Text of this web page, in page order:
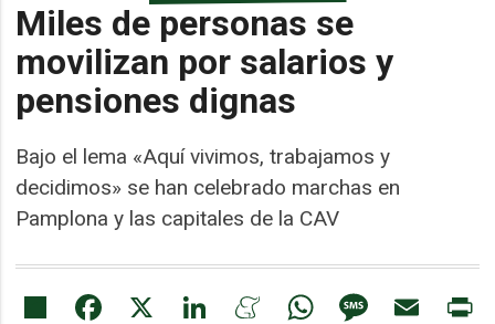
Miles de personas se
movilizan por salarios y
pensiones dignas
Bajo el lema «Aquí vivimos, trabajamos y
decidimos» se han celebrado marchas en
Pamplona y las capitales de la CAV
Share Facebook LinkedIn MeneameWhatsAppMessageEmail